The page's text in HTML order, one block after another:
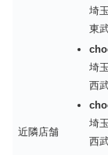
近隣店舗
埼
東
埼
西
埼
西